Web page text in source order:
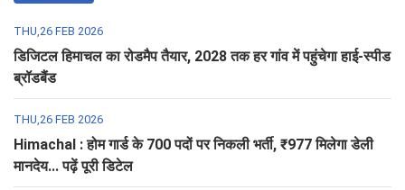
THU,26 FEB 2026
डिजिटल हिमाचल का रोडमैप तैयार, 2028 तक हर गांव में पहुंचेगा हाई-स्पीड
ब्रॉडबैंड
THU,26 FEB 2026
Himachal : होम गार्ड के 700 पदों पर निकली भर्ती, ₹977 मिलेगा डेली
मानदेय... पढ़ें पूरी डिटेल